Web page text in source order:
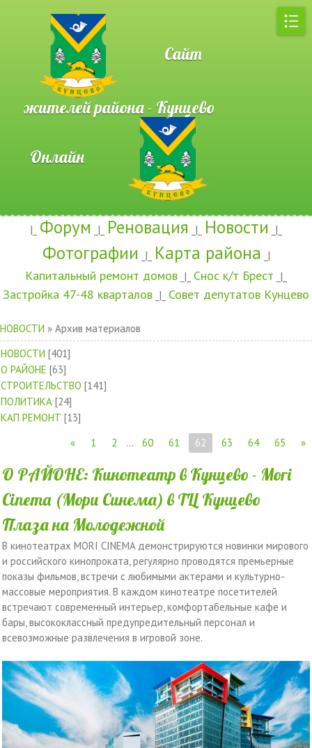
Сайт
жителей района - Кунцево
Онлайн
|_ Форум _|_ Реновация _|_ Новости _|_
Фотографии _|_ Карта района _|
Капитальный ремонт домов _|_ Снос к/т Брест _|_
Застройка 47-48 кварталов _|_ Совет депутатов Кунцево
НОВОСТИ » Архив материалов
НОВОСТИ [401]
О РАЙОНЕ [63]
СТРОИТЕЛЬСТВО [141]
ПОЛИТИКА [24]
КАП РЕМОНТ [13]
«
1 2 ... 60 61 62 63 64 65 »
О РАЙОНЕ: Кинотеатр в Кунцево - Mori
Cinema (Мори Синема) в ТЦ Кунцево
Плаза на Молодежной
В кинотеатрах MORI CINEMA демонстрируются новинки мирового
и российского кинопроката, регулярно проводятся премьерные
показы фильмов, встречи с любимыми актерами и культурно-
массовые мероприятия. В каждом кинотеатре посетителей
встречают современный интерьер, комфортабельные кафе и
бары, высококлассный предупредительный персонал и
всевозможные развлечения в игровой зоне.